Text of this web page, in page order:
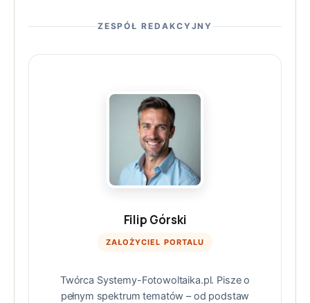
ZESPÓŁ REDAKCYJNY
Filip Górski
ZAŁOŻYCIEL PORTALU
Twórca Systemy-Fotowoltaika.pl. Pisze o
pełnym spektrum tematów – od podstaw